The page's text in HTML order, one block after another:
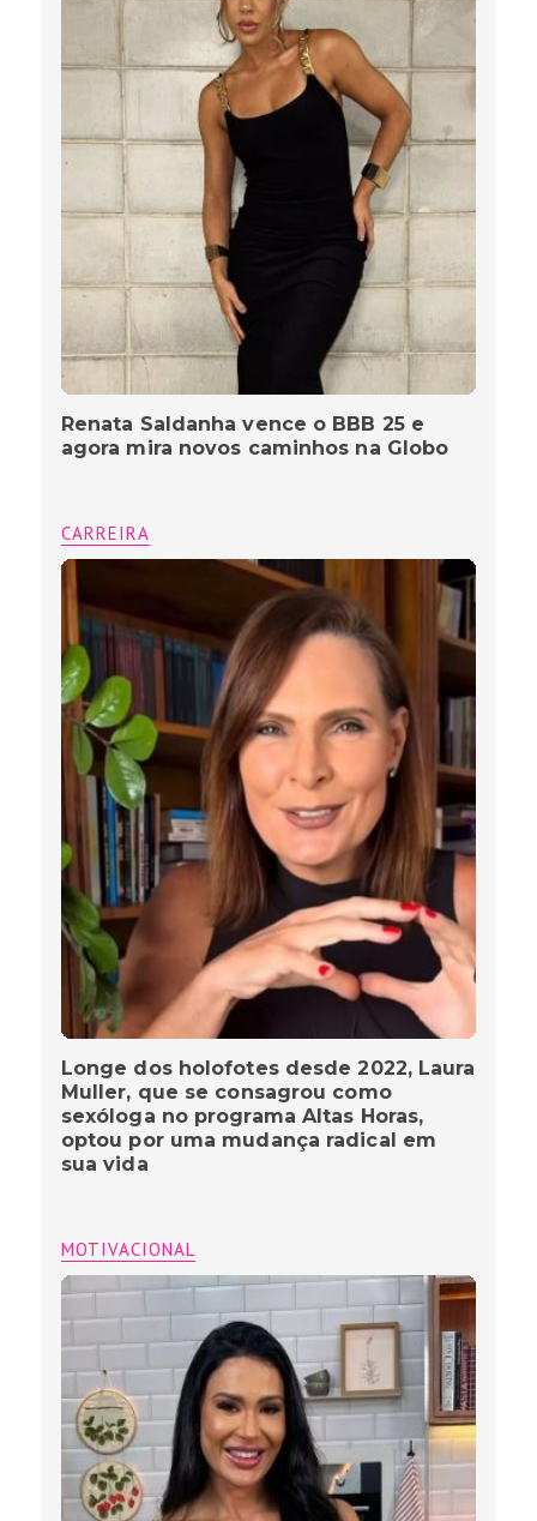
Renata Saldanha vence o BBB 25 e
agora mira novos caminhos na Globo
CARREIRA
Longe dos holofotes desde 2022, Laura
Muller, que se consagrou como
sexóloga no programa Altas Horas,
optou por uma mudança radical em
sua vida
MOTIVACIONAL